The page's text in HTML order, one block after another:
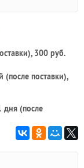
300 руб.
(после поставки),
дня (после